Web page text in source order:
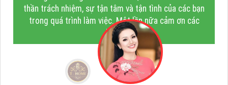
thần trách nhiệm, sự tận tâm và tận tình của các bạn
trong quá trình làm việc. Một lần nữa cảm ơn các
bạn!"